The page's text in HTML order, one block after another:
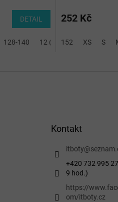
DETAIL
128-140 12 (2XS) 14 (XS)
252 Kč
152 XS S
Kontakt
itboty@
+420 732 995
9 hod.)
https://
om/itboty.cz